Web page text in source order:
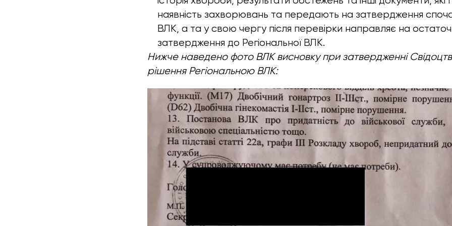
наявність захворювань та передають на затвердження
ВЛК, а та у свою чергу після перевірки направляє на
затвердження до Регіональної ВЛК.
Нижче наведено фото ВЛК висновку при затвердженні
рішення Регіональною ВЛК: